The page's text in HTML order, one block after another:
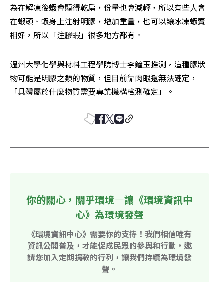
為在解凍後蝦會顯得乾扁，份量也會減輕，所以有些人會
在蝦頭、蝦身上注射明膠，增加重量，也可以讓冰凍蝦賣
相好，所以「注膠蝦」很多地方都有。
溫州大學化學與材料工程學院博士李鐘玉推測，這種膠狀
物可能是明膠之類的物質，但目前靠肉眼還無法確定，
「具體屬於什麼物質需要專業機構檢測確定」。
你的關心，關乎環境—讓《環境資訊中
心》為環境發聲
《環境資訊中心》需要你的支持！我們相信唯有
資訊公開普及，才能促成民眾的參與和行動，邀
請您加入定期捐款的行列，讓我們持續為環境發
聲。